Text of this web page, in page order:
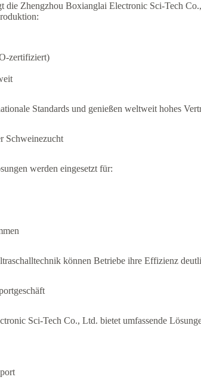
die Zhengzhou Boxianglai Electronic Sci-Tech
zertifiziert)
Standards und genießen weltweit hohes
Schweinezucht
werden eingesetzt für:
können Betriebe ihre Effizienz
Sci-Tech Co., Ltd. bietet umfassende